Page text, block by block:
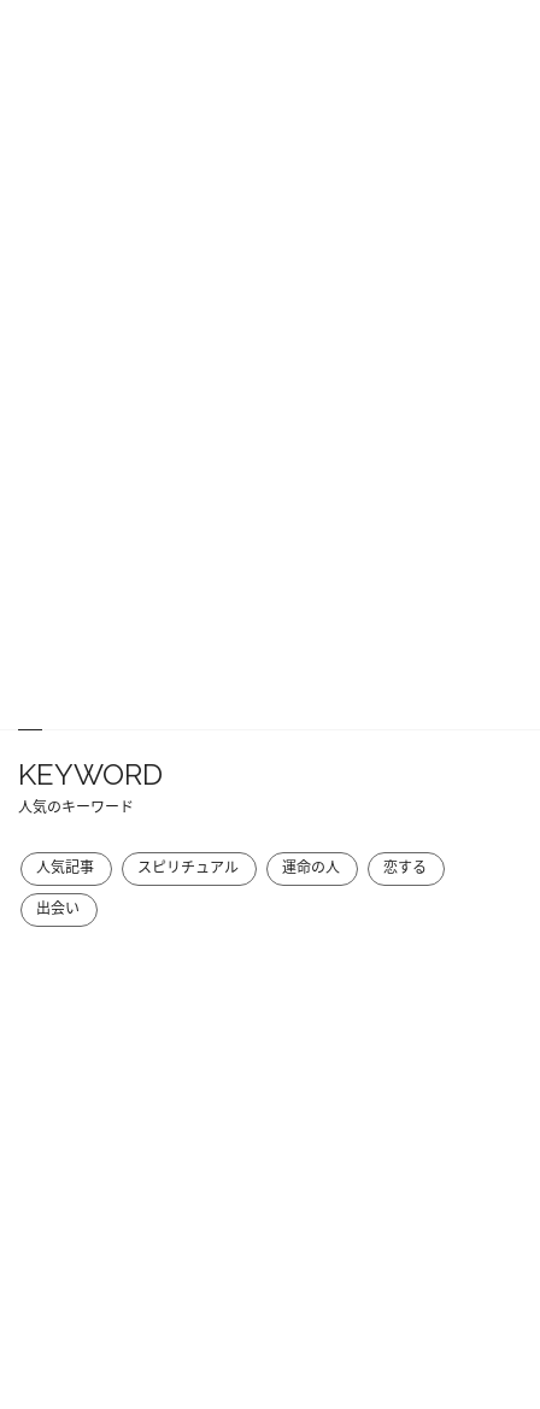
KEYWORD
人気のキーワード
人気記事 スピリチュアル 運命の人
恋する
出会い